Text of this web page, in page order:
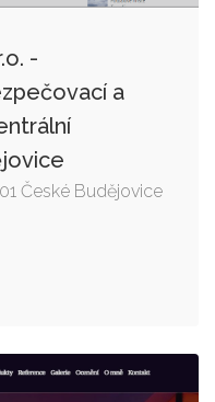
-
a
České Budějovice